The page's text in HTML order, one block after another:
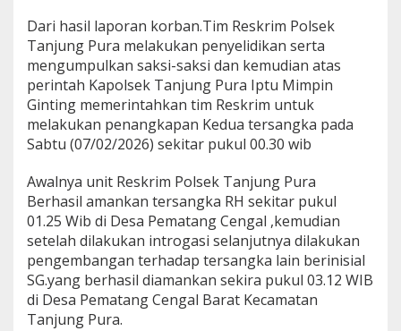
Dari hasil laporan korban.Tim Reskrim Polsek
Tanjung Pura melakukan penyelidikan serta
mengumpulkan saksi-saksi dan kemudian atas
perintah Kapolsek Tanjung Pura Iptu Mimpin
Ginting memerintahkan tim Reskrim untuk
melakukan penangkapan Kedua tersangka pada
Sabtu (07/02/2026) sekitar pukul 00.30 wib
Awalnya unit Reskrim Polsek Tanjung Pura
Berhasil amankan tersangka RH sekitar pukul
01.25 Wib di Desa Pematang Cengal ,kemudian
setelah dilakukan introgasi selanjutnya dilakukan
pengembangan terhadap tersangka lain berinisial
SG.yang berhasil diamankan sekira pukul 03.12 WIB
di Desa Pematang Cengal Barat Kecamatan
Tanjung Pura.